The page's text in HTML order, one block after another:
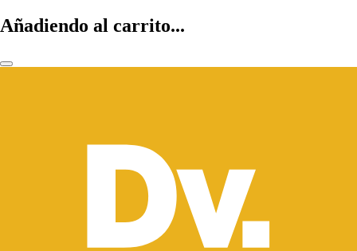
Añadiendo al carrito...